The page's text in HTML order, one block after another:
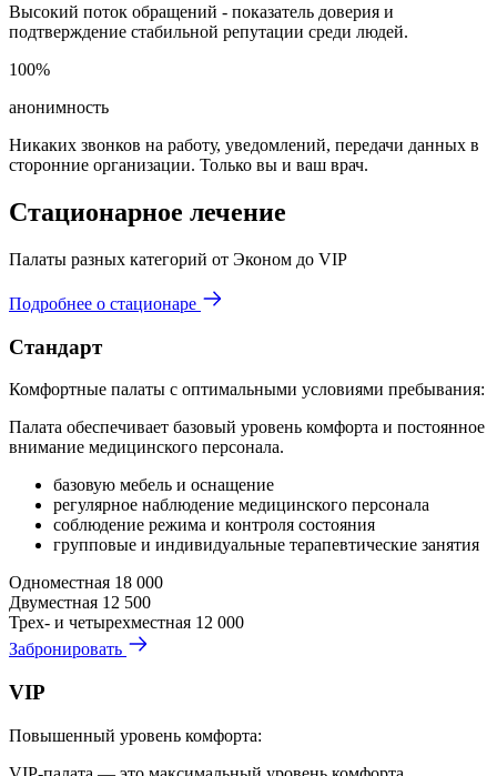
Высокий поток обращений - показатель доверия и
подтверждение стабильной репутации среди людей.
100%
анонимность
Никаких звонков на работу, уведомлений, передачи данных в
сторонние организации. Только вы и ваш врач.
Стационарное лечение
Палаты разных категорий от Эконом до VIP
Подробнее о стационаре
Стандарт
Комфортные палаты с оптимальными условиями пребывания:
Палата обеспечивает базовый уровень комфорта и постоянное
внимание медицинского персонала.
базовую мебель и оснащение
регулярное наблюдение медицинского персонала
соблюдение режима и контроля состояния
групповые и индивидуальные терапевтические занятия
Одноместная 18 000
Двуместная 12 500
Трех- и четырехместная 12 000
Забронировать
VIP
Повышенный уровень комфорта: